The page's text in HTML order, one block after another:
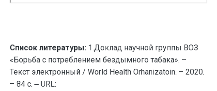
Список литературы: 1.Доклад научной группы ВОЗ
«Борьба с потреблением бездымного табака». –
Текст электронный / World Health Orhanizatoin. – 2020.
– 84 с. ‒ URL: